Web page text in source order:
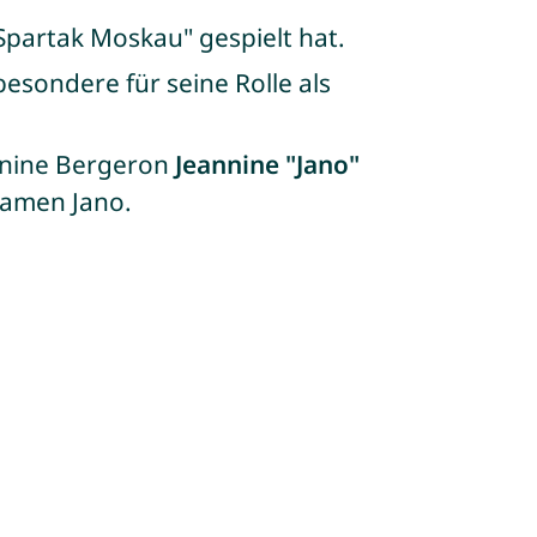
Moskau" gespielt hat.
für seine Rolle als
Bergeron Jeannine "Jano"
Jano.